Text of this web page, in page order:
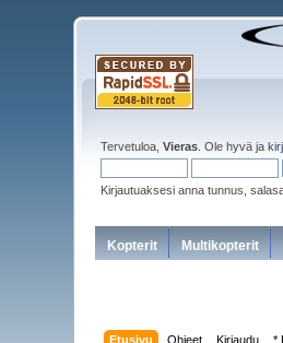
Tervetuloa,Vieras . Ole hyvä ja
Kirjautuaksesi anna tunnus,
Kopterit Multikopterit
Etusivu Ohjeet Kirjaudu *